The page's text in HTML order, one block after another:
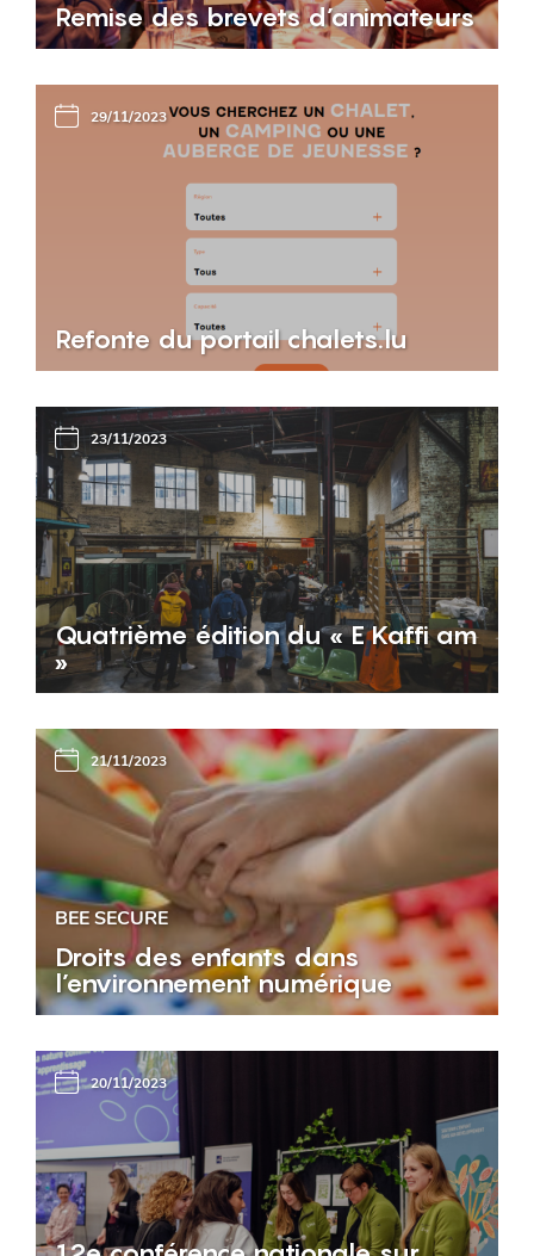
Remise des brevets d’animateurs
29/11/2023
Refonte du portail chalets.lu
23/11/2023
Quatrième édition du « E Kaffi am
»
21/11/2023
BEE SECURE
Droits des enfants dans
l’environnement numérique
20/11/2023